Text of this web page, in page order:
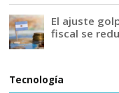
El ajuste
fiscal se
Tecnología